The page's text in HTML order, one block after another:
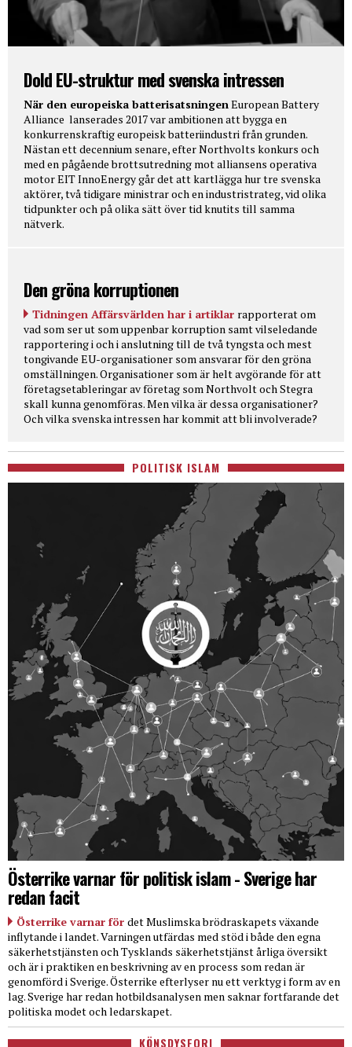
Dold EU-struktur med svenska intressen
När den europeiska batterisatsningen European Battery
Alliance lanserades 2017 var ambitionen att bygga en
konkurrenskraftig europeisk batteriindustri från grunden.
Nästan ett decennium senare, efter Northvolts konkurs och
med en pågående brottsutredning mot alliansens operativa
motor EIT InnoEnergy går det att kartlägga hur tre svenska
aktörer, två tidigare ministrar och en industristrateg, vid olika
tidpunkter och på olika sätt över tid knutits till samma
nätverk.
Den gröna korruptionen
Tidningen Affärsvärlden har i artiklar rapporterat om
vad som ser ut som uppenbar korruption samt vilseledande
rapportering i och i anslutning till de två tyngsta och mest
tongivande EU-organisationer som ansvarar för den gröna
omställningen. Organisationer som är helt avgörande för att
företagsetableringar av företag som Northvolt och Stegra
skall kunna genomföras. Men vilka är dessa organisationer?
Och vilka svenska intressen har kommit att bli involverade?
POLITISK ISLAM
Österrike varnar för politisk islam - Sverige har
redan facit
Österrike varnar för det Muslimska brödraskapets växande
inflytande i landet. Varningen utfärdas med stöd i både den egna
säkerhetstjänsten och Tysklands säkerhetstjänst årliga översikt
och är i praktiken en beskrivning av en process som redan är
genomförd i Sverige. Österrike efterlyser nu ett verktyg i form av en
lag. Sverige har redan hotbildsanalysen men saknar fortfarande det
politiska modet och ledarskapet.
KÖNSDYSFORI